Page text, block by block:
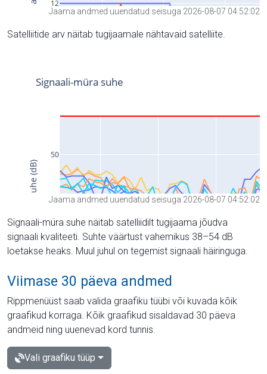
Jaama andmed uuendatud seisuga 2026-08-07 04:52:02
Satelliitide arv näitab tugijaamale nähtavaid satelliite.
Jaama andmed uuendatud seisuga 2026-08-07 04:52:02
Signaali-müra suhe näitab satelliidilt tugijaama jõudva
signaali kvaliteeti. Suhte väärtust vahemikus 38–54 dB
loetakse heaks. Muul juhul on tegemist signaali häiringuga.
Viimase 30 päeva andmed
Rippmenüüst saab valida graafiku tüübi või kuvada kõik
graafikud korraga. Kõik graafikud sisaldavad 30 päeva
andmeid ning uuenevad kord tunnis.
Vali graafiku tüüp